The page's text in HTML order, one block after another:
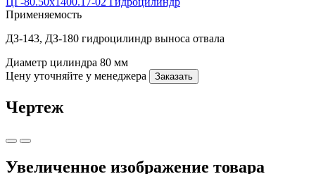
Применяемость
ДЗ-143, ДЗ-180 гидроцилиндр выноса отвала
Диаметр цилиндра 80 мм
Цену уточняйте у менеджера
Заказать
Чертеж
Увеличенное изображение товара